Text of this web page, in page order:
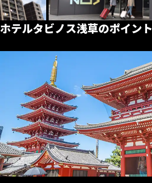
ホテルタビノス浅草のポイント